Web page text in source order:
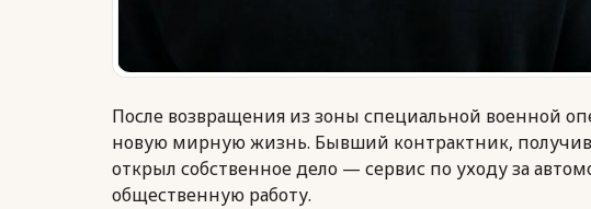
После возвращения из зоны специальной военной
новую мирную жизнь. Бывший контрактник,
открыл собственное дело — сервис по уходу за
общественную работу.